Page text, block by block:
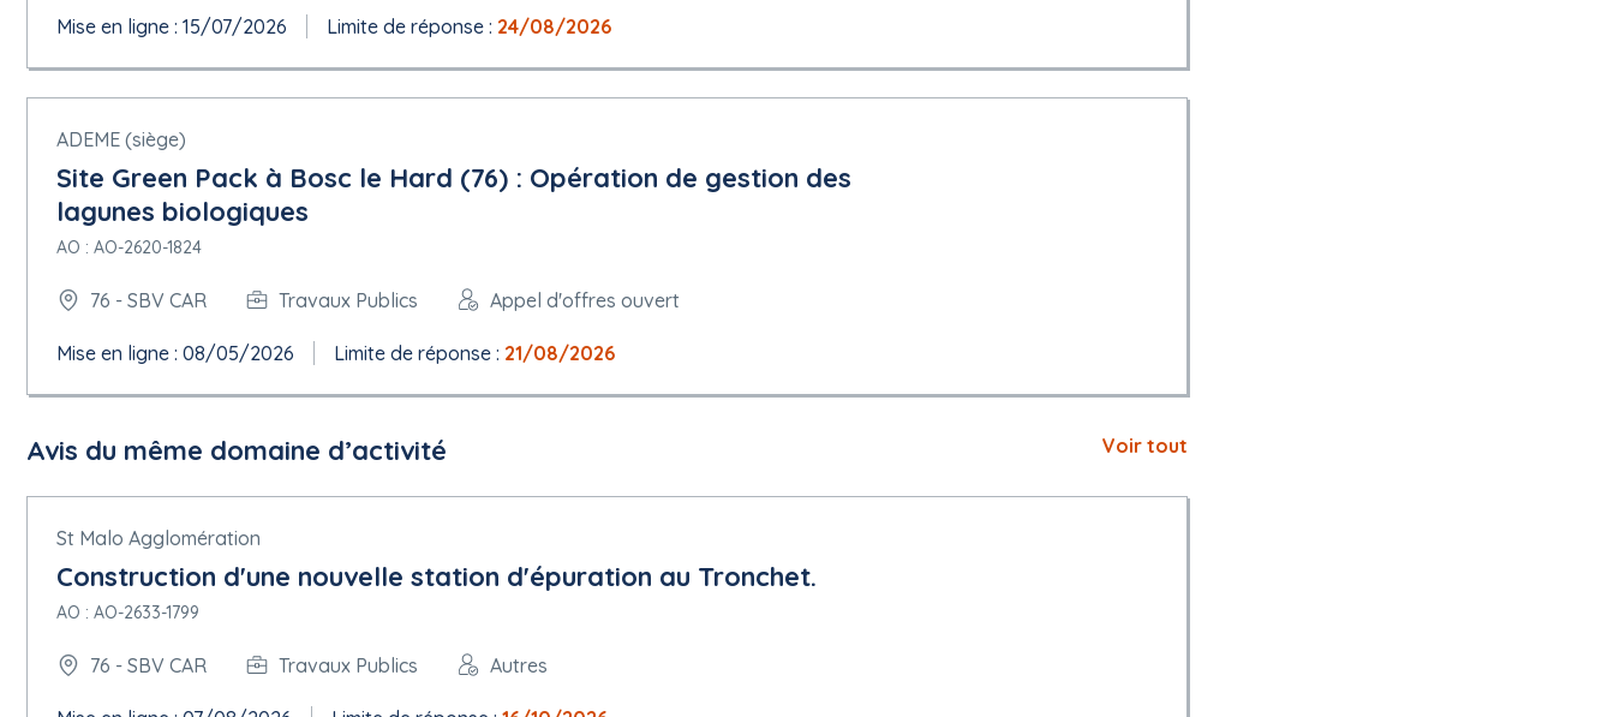
Subdivision pays (NUTS) : Isère ( FRK24 )
Adresse électronique :publications-joue@aws-france.com
Téléphone : +33480041260
TED eSender
8.1 ORG-0002
Nom officiel : Syndicats des Bassins Versants Cailly-Aubette-Robec
Numéro d'enregistrement : 57903
Ville : Rouen
Subdivision pays (NUTS) : Seine-Maritime ( FRD22 )
Point de contact : ANQUETIN Benoît
Téléphone : 0235529285
Adresse internet :http://www.sagecaillyaubetterobec.fr
Profil de l'acheteur :https://www.mpe76.fr
Rôles de cette organisation :
Acheteur
Nom officiel : Tribunal administratif de Rouen
Numéro d'enregistrement : 1DECDF5C-B1C3-B2B9-2346686A6EF2DA8E
Adresse postale : 53 avenue Gustave Flaubert
Mise en ligne : 15/07/2026 Limite de réponse : 24/08/2026
ADEME (siège)
Site Green Pack à Bosc le Hard (76) : Opération de gestion des
lagunes biologiques
AO : AO-2620-1824
76 - SBV CAR Travaux Publics Appel d'offres ouvert
Mise en ligne : 08/05/2026 Limite de réponse : 21/08/2026
Avis du même domaine d’activité Voir tout
St Malo Agglomération
Construction d'une nouvelle station d'épuration au Tronchet.
AO : AO-2633-1799
76 - SBV CAR Travaux Publics Autres